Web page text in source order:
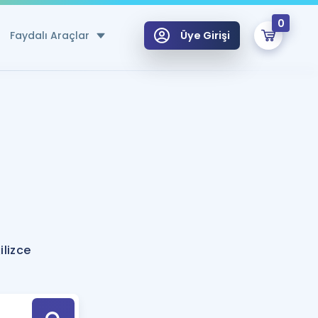
Faydalı Araçlar
Hesaplama Aracı
için Öneriler
Tek Takvimde
Üye Girişi
0